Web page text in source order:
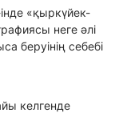
«қыркүйек-
неге әлі
беруінің себебі
келгенде